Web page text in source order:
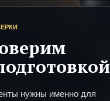
нужны именно для